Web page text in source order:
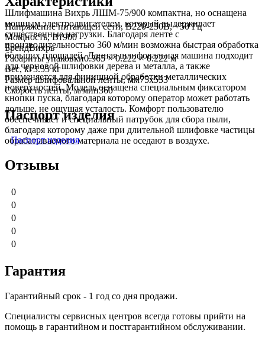
Шлифмашина Вихрь ЛШМ-75/900 компактна, но оснащена
мощным электродвигателем, который выдерживает
существенные нагрузки. Благодаря ленте с
производительностью 360 м/мин возможна быстрая обработка
больших площадей. Данная шлифовальная машина подходит
для черновой шлифовки дерева и металла, а также
применяется для финишной обработки металлических
поверхностей. Модель оснащена специальным фиксатором
кнопки пуска, благодаря которому оператор может работать
дольше, не ощущая усталость. Комфорт пользователю
обеспечивает и специальный патрубок для сбора пыли,
благодаря которому даже при длительной шлифовке частицы
обрабатываемого материала не оседают в воздухе.
Напряжение питающей сети, В220-230В, ~50 Гц
Мощность, Вт900
БрендВихрь
Габариты упаковки0.365 × 0.222 × 0.222 м
Вес, кг3.55 кг
Размер шлифовальной ленты, мм75x533
Скорость ленты, м/мин360
Паспорт изделия
Паспорт изделия
Отзывы
0
0
0
0
0
Гарантия
Гарантийный срок - 1 год со дня продажи.
Специалисты сервисных центров всегда готовы прийти на
помощь в гарантийном и постгарантийном обслуживании.